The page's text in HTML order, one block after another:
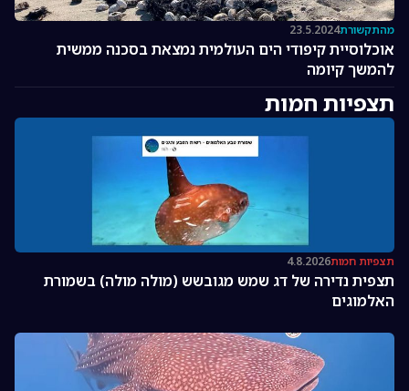
מהתקשורת23.5.2024
אוכלוסיית קיפודי הים העולמית נמצאת בסכנה ממשית
להמשך קיומה
תצפיות חמות
תצפיות חמות4.8.2026
תצפית נדירה של דג שמש מגובשש (מולה מולה) בשמורת
האלמוגים